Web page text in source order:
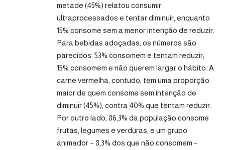
metade (45%) relatou consumir
ultraprocessados e tentar diminuir, enquanto
15% consome sem a menor intenção de reduzir.
Para bebidas adoçadas, os números são
parecidos: 53% consomem e tentam reduzir;
15% consomem e não querem largar o hábito. A
carne vermelha, contudo, tem uma proporção
maior de quem consome sem intenção de
diminuir (45%), contra 40% que tentam reduzir.
Por outro lado, 86,3% da população consome
frutas, legumes e verduras, e um grupo
animador – 8,3% dos que não consomem –